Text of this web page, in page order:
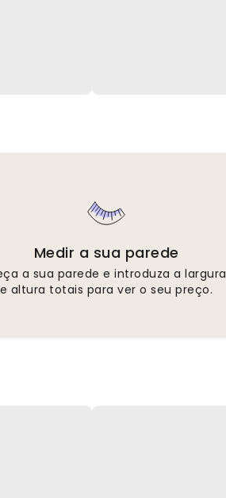
Medir a sua parede
a sua parede e introduza a largura
e altura totais para ver o seu preço.